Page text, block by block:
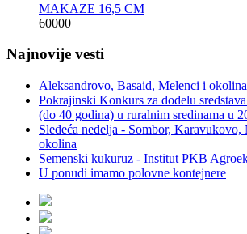
MAKAZE 16,5 CM
60000
Najnovije vesti
Aleksandrovo, Basaid, Melenci i okolina
Pokrajinski Konkurs za dodelu
(do 40 godina) u ruralnim sredinama u
Sledeća nedelja - Sombor,
okolina
Semenski kukuruz - Institut PKB
U ponudi imamo polovne kontejnere